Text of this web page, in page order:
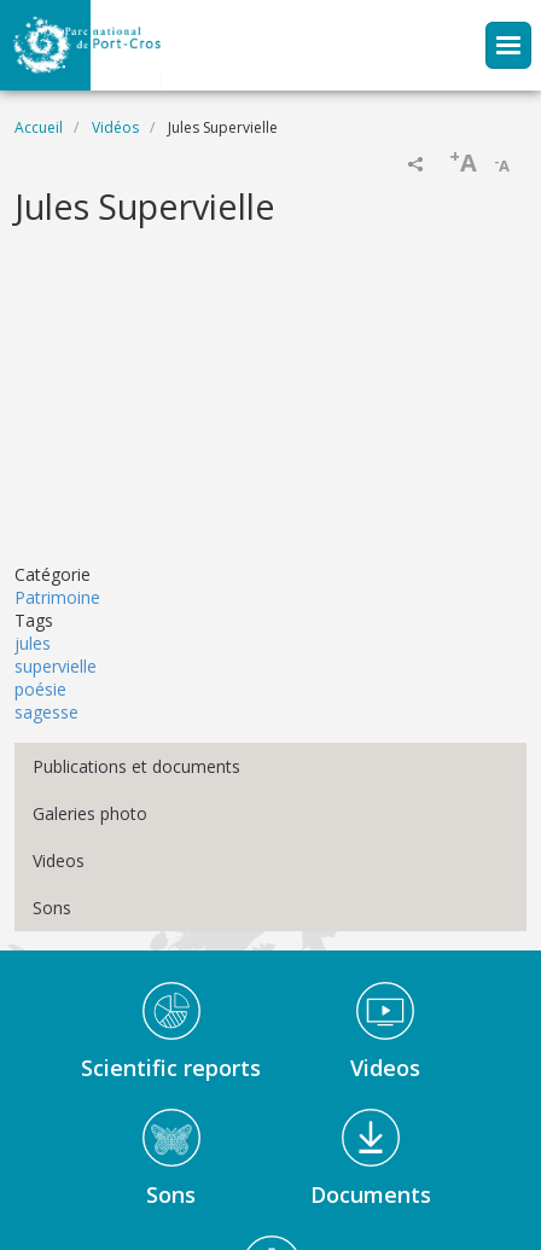
Aller au contenu principal
Fil d'Ariane
Accueil Vidéos Jules Supervielle
-A
+A
Name
Jules Supervielle
Catégorie
Patrimoine
Tags
jules
supervielle
poésie
sagesse
Menu Médiathèque
Publications et documents
Galeries photo
Videos
Sons
Médiathèque Footer
Scientific reports Videos
Sons Documents